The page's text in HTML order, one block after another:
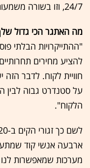
24/7, וזו בשורה משמעותית במיוחד באילת".
מה האתגר הכי גדול
"ההתייקרויות הבלתי
להציע מחירים
חוויית לקוח. לדבר הזה
על סטנדרט גבוה לבין
הלקוח".
ארבעה אנשי קוד
מערכות שמאפשרות לנו